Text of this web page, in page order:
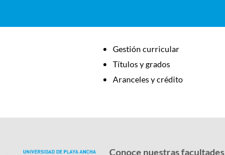
Gestión curricular
Títulos y grados
Aranceles y crédito
Conoce nuestras facultades